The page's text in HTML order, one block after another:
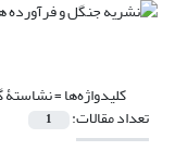
کلیدواژه‌ها =نشاستۀ
تعداد مقالات: 1